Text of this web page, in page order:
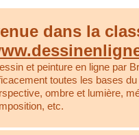
dans la
et peinture en ligne par
toutes les bases
ombre et lumière,
etc.